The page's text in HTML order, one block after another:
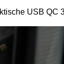
USB QC